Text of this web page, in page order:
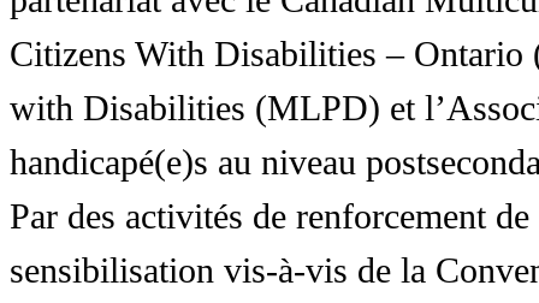
Citizens With Disabilities – Ontario
with Disabilities (MLPD) et
handicapé(e)s au niveau
Par des activités de renforcement
sensibilisation vis-à-vis de la